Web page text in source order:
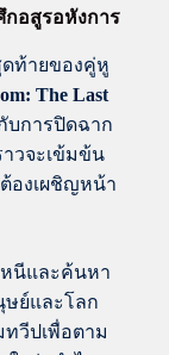
กอสูรอหังการ
ดท้ายของคู่หู
The Last
การปิดฉาก
วจะเข้มข้น
ต้องเผชิญหน้า
หนีและค้นหา
ษย์และโลก
วีปเพื่อตาม